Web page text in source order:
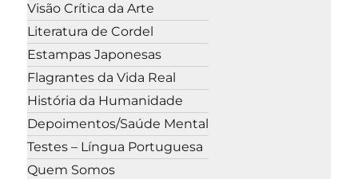
Visão Crítica da Arte
Literatura de Cordel
Estampas Japonesas
Flagrantes da Vida Real
História da Humanidade
Depoimentos/Saúde Mental
Testes – Língua Portuguesa
Quem Somos